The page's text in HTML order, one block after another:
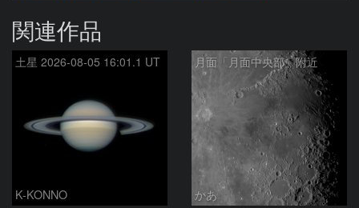
関連作品
土星 2026-08-05 16:01.1 UT
K-KONNO
月面「月面中央部」附近
かあ